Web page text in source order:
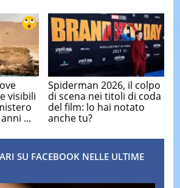
visibili
...
Spiderman 2026, il colpo
di scena nei titoli di coda
del film: lo hai notato
anche tu?
SU FACEBOOK NELLE ULTIME